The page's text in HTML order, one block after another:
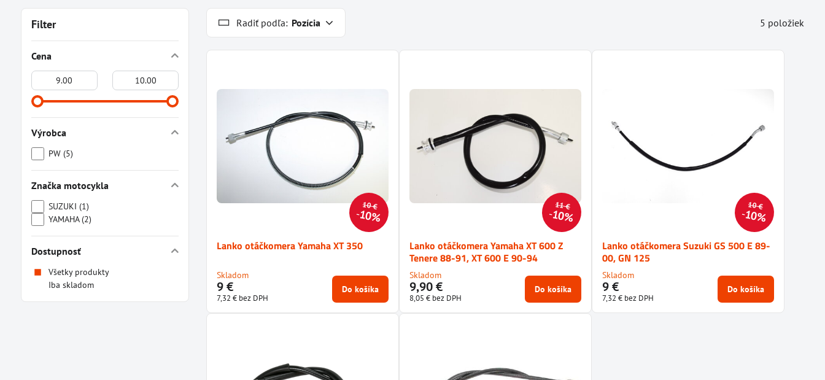
Radiť podľa: Pozícia 5 položiek
10 €
10%
Lanko otáčkomera Yamaha XT 350
Skladom
9 €
7,32 € bez DPH
Do košíka
11 €
10%
Lanko otáčkomera Yamaha XT 600 Z
Tenere 88-91, XT 600 E 90-94
Skladom
9,90 €
8,05 € bez DPH
Do košíka
10 €
10%
Lanko otáčkomera Suzuki GS 500 E 89-
00, GN 125
Skladom
9 €
7,32 € bez DPH
Do košíka
Filter
Cena
Od:
Do:
Výrobca
PW (5)
Značka motocykla
SUZUKI (1)
YAMAHA (2)
Dostupnosť
Všetky produkty
Iba skladom